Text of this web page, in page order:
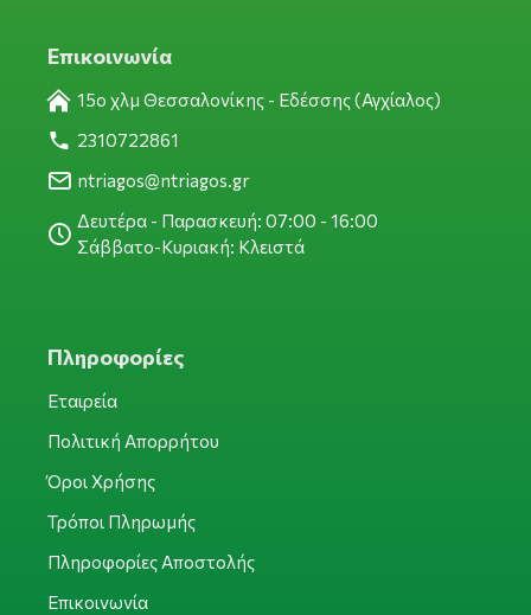
Επικοινωνία
15ο χλμ Θεσσαλονίκης - Εδέσσης (Αγχίαλος)
2310722861
ntriagos@ntriagos.gr
Δευτέρα - Παρασκευή: 07:00 - 16:00
Σάββατο-Κυριακή: Κλειστά
Πληροφορίες
Εταιρεία
Πολιτική Απορρήτου
Όροι Χρήσης
Τρόποι Πληρωμής
Πληροφορίες Αποστολής
Επικοινωνία